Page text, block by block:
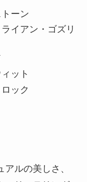
ーン
イアン・ゴズリ
ット
ック
アルの美しさ、